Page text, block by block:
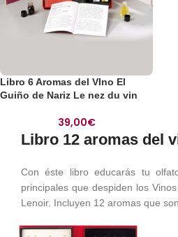
Libro 6 Aromas del VIno El
Guiño de Nariz Le nez du vin
39,00€
Libro 12 aromas del
Con éste libro educarás tu
principales que despiden los
Lenoir. Incluyen 12 aromas que